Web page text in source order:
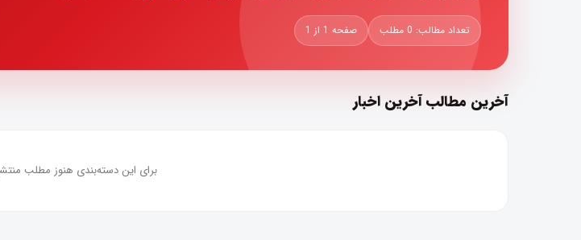
تعداد مطالب: 0 مطلب صفحه 1 از 1
آخرین مطالب آخرین اخبار
برای این دسته‌بندی هنوز مطلب